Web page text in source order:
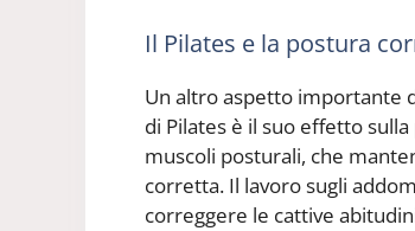
Il Pilates e la postura
Un altro aspetto importante
di Pilates è il suo effetto
muscoli posturali, che
corretta. Il lavoro sugli
correggere le cattive